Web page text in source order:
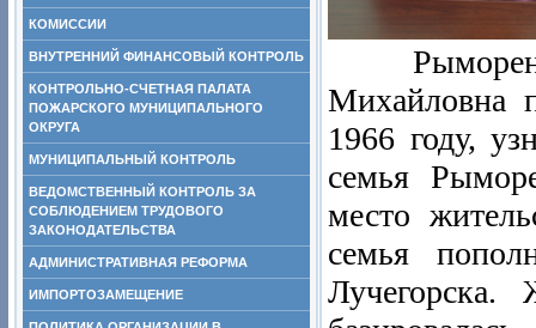
КОМИССИИ
ВНУТРЕННИЙ ФИНАНСОВЫЙ КОНТРОЛЬ
КОНТРОЛЬНО-СЧЕТНАЯ ПАЛАТА
ПОЖАРСКОГО МУНИЦИПАЛЬНОГО
ОКРУГА
МУНИЦИПАЛЬНЫЙ КОНТРОЛЬ
ВЕДОМСТВЕННЫЙ КОНТРОЛЬ ЗА
СОБЛЮДЕНИЕМ ТРУДОВОГО
ЗАКОНОДАТЕЛЬСТВА
АДМИНИСТРАТИВНАЯ РЕФОРМА
ИМПОРТОЗАМЕЩЕНИЕ
Михайловна
1966 году,
семья
место
семья